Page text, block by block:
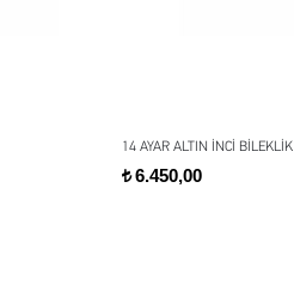
14 AYAR ALTIN İNCİ BİLEKLİK
t6.450,00